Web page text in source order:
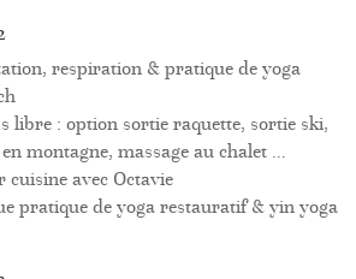
respiration & pratique de yoga
libre : option sortie raquette, sortie ski,
montagne, massage au chalet …
cuisine avec Octavie
pratique de yoga restauratif & yin yoga